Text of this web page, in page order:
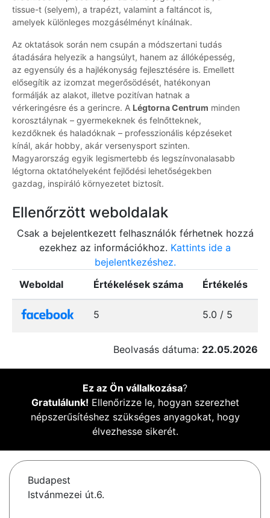
tissue-t (selyem), a trapézt, valamint a faltáncot is,
amelyek különleges mozgásélményt kínálnak.
Az oktatások során nem csupán a módszertani tudás
átadására helyezik a hangsúlyt, hanem az állóképesség,
az egyensúly és a hajlékonyság fejlesztésére is. Emellett
elősegítik az izomzat megerősödését, hatékonyan
formálják az alakot, illetve pozitívan hatnak a
vérkeringésre és a gerincre. A Légtorna Centrum minden
korosztálynak – gyermekeknek és felnőtteknek,
kezdőknek és haladóknak – professzionális képzéseket
kínál, akár hobby, akár versenysport szinten.
Magyarország egyik legismertebb és legszínvonalasabb
légtorna oktatóhelyeként fejlődési lehetőségekben
gazdag, inspiráló környezetet biztosít.
Ellenőrzött weboldalak
Csak a bejelentkezett felhasználók férhetnek hozzá
ezekhez az információkhoz. Kattints ide a
bejelentkezéshez.
Weboldal
Értékelések száma Értékelés
5 5.0 / 5
Beolvasás dátuma: 22.05.2026
Ez az Ön vállalkozása?
Gratulálunk! Ellenőrizze le, hogyan szerezhet
népszerűsítéshez szükséges anyagokat, hogy
élvezhesse sikerét.
Budapest
Istvánmezei út.6.